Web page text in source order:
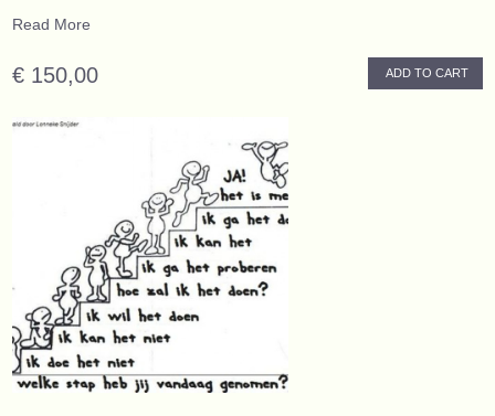
Read More
€ 150,00 ADD TO CART